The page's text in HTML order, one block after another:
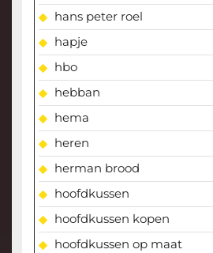
hans peter roel
hapje
hbo
hebban
hema
heren
herman brood
hoofdkussen
hoofdkussen kopen
hoofdkussen op maat